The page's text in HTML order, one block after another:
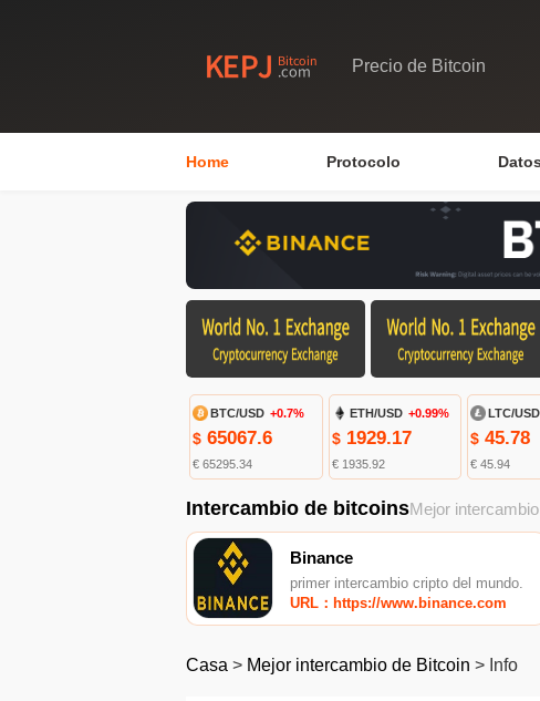
Precio de Bitcoin
Home Protocolo Datos
BTC/USD +0.7%
$ 65067.6
€ 65295.34
ETH/USD +0.99%
$1929.17
€ 1935.92
LTC/USD
$45.78
€ 45.94
Intercambio de bitcoinsMejor
Binance
primer intercambio cripto del mundo.
URL：https://www.binance.com
Casa > Mejor intercambio de Bitcoin > Info